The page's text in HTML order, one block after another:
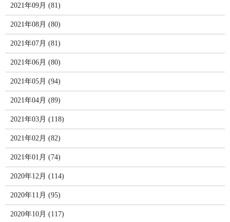
2021年09月 (81)
2021年08月 (80)
2021年07月 (81)
2021年06月 (80)
2021年05月 (94)
2021年04月 (89)
2021年03月 (118)
2021年02月 (82)
2021年01月 (74)
2020年12月 (114)
2020年11月 (95)
2020年10月 (117)